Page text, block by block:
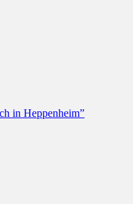
in Heppenheim”